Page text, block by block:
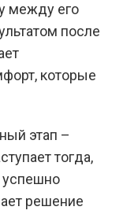
между его
после
которые
этап –
тогда,
решение